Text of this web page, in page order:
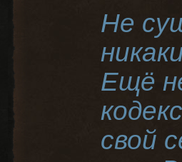
Не
Ещё
свой